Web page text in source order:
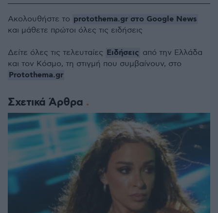
Σχετικά Άρθρα
Ακολουθήστε το protothema.gr στο Google News
και μάθετε πρώτοι όλες τις ειδήσεις
Δείτε όλες τις τελευταίες Ειδήσεις από την Ελλάδα
και τον Κόσμο, τη στιγμή που συμβαίνουν, στο
Protothema.gr